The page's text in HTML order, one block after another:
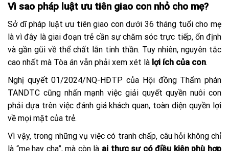
Vì sao pháp luật ưu tiên giao con nhỏ cho mẹ?
Sở dĩ pháp luật ưu tiên giao con dưới 36 tháng tuổi cho mẹ
là vì đây là giai đoạn trẻ cần sự chăm sóc trực tiếp, ổn định
và gần gũi về thể chất lẫn tinh thần. Tuy nhiên, nguyên tắc
cao nhất mà Tòa án vẫn phải xem xét là lợi ích của con.
Nghị quyết 01/2024/NQ-HĐTP của Hội đồng Thẩm phán
TANDTC cũng nhấn mạnh việc giải quyết quyền nuôi con
phải dựa trên việc đánh giá khách quan, toàn diện quyền lợi
về mọi mặt của trẻ.
Vì vậy, trong những vụ việc có tranh chấp, câu hỏi không chỉ
là “mẹ hay cha”, mà còn là ai thực sự có điều kiện phù hợp